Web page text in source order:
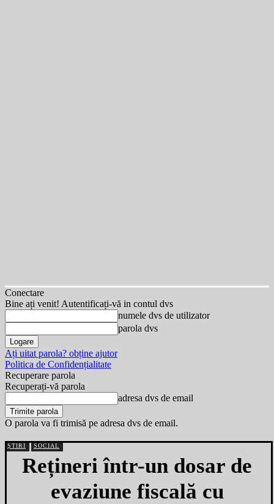
Conectare
Bine ați venit! Autentificați-vă in contul dvs
numele dvs de utilizator
parola dvs
Ați uitat parola? obține ajutor
Politica de Confidențialitate
Recuperare parola
Recuperați-vă parola
adresa dvs de email
O parola va fi trimisă pe adresa dvs de email.
ȘTIRI SOCIAL
Rețineri într-un dosar de
evaziune fiscală cu